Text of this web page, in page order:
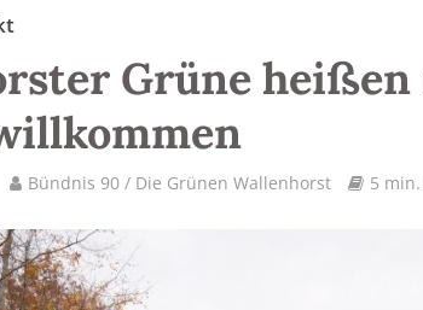
Grüne heißen
Bündnis 90 / Die Grünen Wallenhorst 5